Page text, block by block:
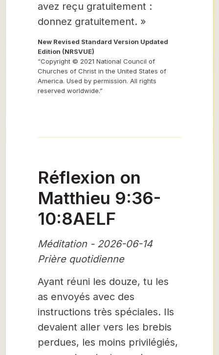
avez reçu gratuitement :
donnez gratuitement. »
New Revised Standard Version Updated
Edition (NRSVUE)
“Copyright © 2021 National Council of
Churches of Christ in the United States of
America. Used by permission. All rights
reserved worldwide.”
Réflexion on
Matthieu 9:36-
10:8AELF
Méditation - 2026-06-14
Prière quotidienne
Ayant réuni les douze, tu les
as envoyés avec des
instructions très spéciales. Ils
devaient aller vers les brebis
perdues, les moins privilégiés,